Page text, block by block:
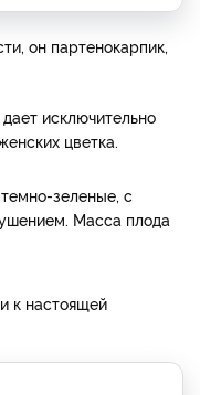
он партенокарпик,
исключительно
цветка.
зеленые, с
Масса плода
к настоящей